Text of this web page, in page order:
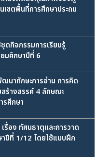
เขตพื้นที่การศึกษาประถม
ดกิจกรรมการเรียนรู้
มศึกษาปีที่ 6
ฒนาทักษะการอ่าน การคิด
สร้างสรรค์ 4 ลักษณะ
รศึกษา
อง ทัศนธาตุและการวาด
ปีที่ 1/12 โดยใช้แบบฝึก